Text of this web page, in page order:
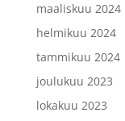
maaliskuu 2024
helmikuu 2024
tammikuu 2024
joulukuu 2023
lokakuu 2023